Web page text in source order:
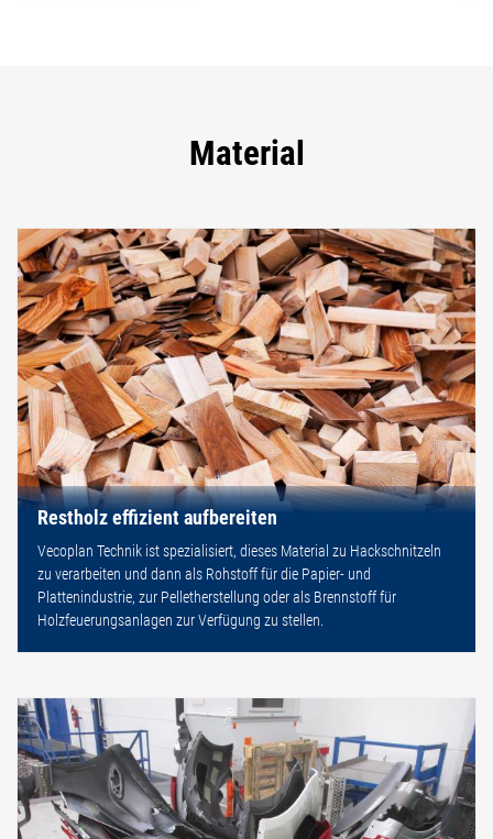
Material
Restholz effizient aufbereiten
Vecoplan Technik ist spezialisiert, dieses Material zu Hackschnitzeln
zu verarbeiten und dann als Rohstoff für die Papier- und
Plattenindustrie, zur Pelletherstellung oder als Brennstoff für
Holzfeuerungsanlagen zur Verfügung zu stellen.